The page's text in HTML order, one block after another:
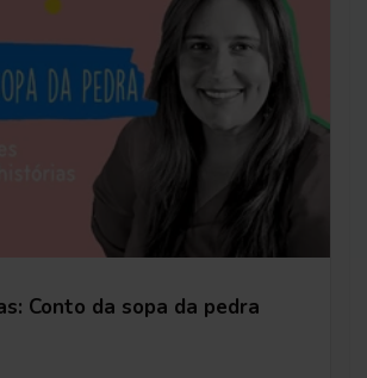
Conto da sopa da pedra